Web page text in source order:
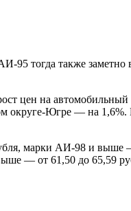
тогда также заметно
цен на автомобильный
округе-Югре — на
марки АИ-98 и выше
— от 61,50 до 65,59